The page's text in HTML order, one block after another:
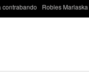
contrabando Robles